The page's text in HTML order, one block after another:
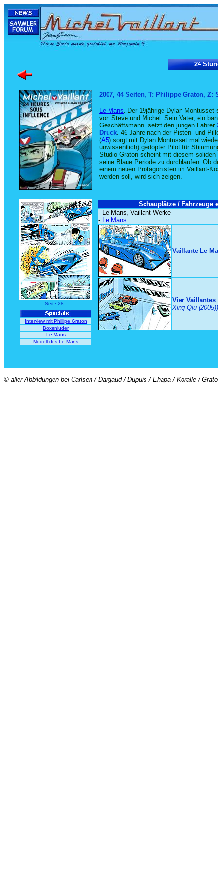
24
2007, 44 Seiten, T: Philippe Graton, Z:
Le Mans. Der 19jährige Dylan Montusset
von Steve und Michel. Sein Vater, ein
Geschäftsmann, setzt den jungen Fahrer
Druck. 46 Jahre nach der Pisten- und
(A5) sorgt mit Dylan Montusset mal
unwissentlich) gedopter Pilot für
Studio Graton scheint mit diesem soliden
seine Blaue Periode zu durchlaufen. Ob
einem neuen Protagonisten im Vaillant-
werden soll, wird sich zeigen.
Schauplätze / Fahrzeuge
- Le Mans, Vaillant-Werke
- Le Mans
Vaillante Le
Vier Vaillantes
Xing-Qiu (2005))
Seite 28
Interview mit Phillipe Graton
Boxenluder
Le Mans
Modell des Le Mans
© aller Abbildungen bei Carlsen / Dargaud / Dupuis / Ehapa / Koralle /